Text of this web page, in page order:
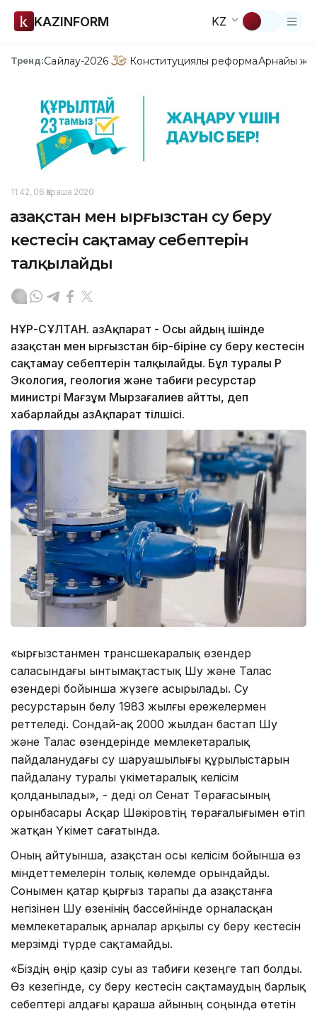
KAZINFORM KZ
Тренд:Сайлау-2026 Конституциялық реформаАрнайы
11:42, 06 Қараша 2020
Қазақстан мен Қырғызстан су беру
кестесін сақтамау себептерін
талқылайды
НҰР-СҰЛТАН. ҚазАқпарат - Осы айдың ішінде
Қазақстан мен Қырғызстан бір-біріне су беру кестесін
сақтамау себептерін талқылайды. Бұл туралы ҚР
Экология, геология және табиғи ресурстар
министрі Мағзұм Мырзағалиев айтты, деп
хабарлайды ҚазАқпарат тілшісі.
«Қырғызстанмен трансшекаралық өзендер
саласындағы ынтымақтастық Шу және Талас
өзендері бойынша жүзеге асырылады. Су
ресурстарын бөлу 1983 жылғы ережелермен
реттеледі. Сондай-ақ 2000 жылдан бастап Шу
және Талас өзендерінде мемлекетаралық
пайдаланудағы су шаруашылығы құрылыстарын
пайдалану туралы үкіметаралық келісім
қолданылады», - деді ол Сенат Төрағасының
орынбасары Асқар Шәкіровтің төрағалығымен өтіп
жатқан Үкімет сағатында.
Оның айтуынша, Қазақстан осы келісім бойынша өз
міндеттемелерін толық көлемде орындайды.
Сонымен қатар қырғыз тарапы да Қазақстанға
негізінен Шу өзенінің бассейнінде орналасқан
мемлекетаралық арналар арқылы су беру кестесін
мерзімді түрде сақтамайды.
«Біздің өңір қазір суы аз табиғи кезеңге тап болды.
Өз кезегінде, су беру кестесін сақтамаудың барлық
себептері алдағы қараша айының соңында өтетін